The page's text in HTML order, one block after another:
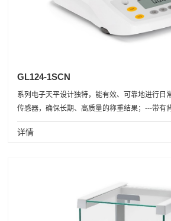
GL124-1SCN
系列电子天平设计独特，能有效、可靠地进行日
传感器，确保长期、高质量的称重结果；---带有
详情